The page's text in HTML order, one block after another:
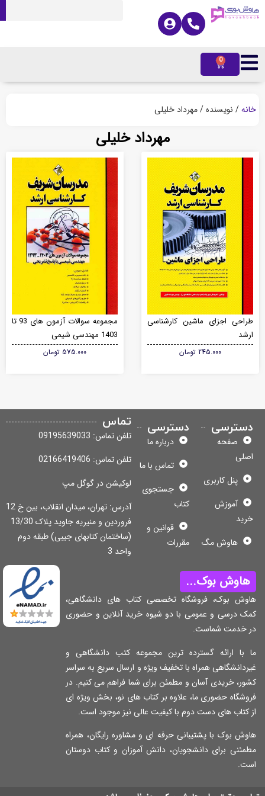
/ نویسنده / مهرداد خلیلی
مهرداد خلیلی
اجزای ماشین کارشناسی
245.000 تومان
مجموعه سوالات آزمون های 93 تا
575.000 تومان
صفحه
پنل کاربری
آموزش
هاوش مگ
دسترسی
درباره ما
تماس با ما
جستجوی
قوانین و
مقررات
تماس
تلفن تماس: 09195639033
تلفن تماس: 02166419406
لوکیشن در گوگل مپ
آدرس: تهران، میدان انقلاب، بین خ 12
فروردین و منیریه جاوید پلاک 13/30
(ساختمان کتابهای جیبی) طبقه دوم
واحد 3
بوک...
بوک، فروشگاه تخصصی کتاب های دانشگاهی،
درسی و عمومی با دو شیوه خرید آنلاین و حضوری
خدمت شماست.
با ارائه گسترده ترین مجموعه کتب دانشگاهی و
همراه با تخفیف ویژه و ارسال سریع به سراسر
خریدی آسان و مطمئن برای شما فراهم می کنیم. در
حضوری ما، علاوه بر کتاب های نو، بخش ویژه ای
کتاب های دست دوم با کیفیت عالی نیز موجود است.
بوک با پشتیبانی حرفه ای و مشاوره رایگان، همراه
برای دانشجویان، دانش آموزان و کتاب دوستان